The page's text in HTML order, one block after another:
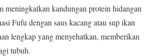
meningkatkan kandungan protein hidangan
Fufu dengan saus kacang atau sup ikan
lengkap yang menyehatkan, memberikan
tubuh.